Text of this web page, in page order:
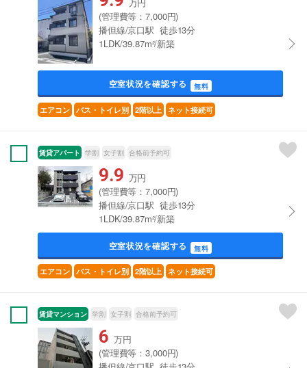
万円
(管理費等：7,000円)
播但線/京口駅 徒歩13分
1LDK/39.87m²/新築
空室状況を確認する 無料
エアコン バス・トイレ別 2階以上 ネット接続可
賃貸アパート 学割 女子割 合格前予約可
9.9 万円
(管理費等：7,000円)
播但線/京口駅 徒歩13分
1LDK/39.87m²/新築
空室状況を確認する 無料
エアコン バス・トイレ別 2階以上 ネット接続可
賃貸マンション 学割 女子割 合格前予約可
6 万円
(管理費等：3,000円)